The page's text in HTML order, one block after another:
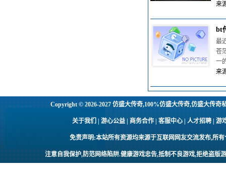
来
bt
最
苍
一
来
Copyright © 2026-2027仿盛大传奇,100%仿盛大传奇,仿盛大传奇
关于我们 | 游心公益 | 商务合作 | 客服中心 | 人才招聘 |
免责声明:本站所有资源均来源于互联网网友交流发布,所
注意自我保护,防范网络陷阱.健康游戏忠告,抵制不良游戏,拒绝盗版